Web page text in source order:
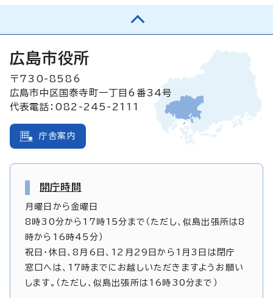
広島市役所
〒730-8586
広島市中区国泰寺町一丁目6番34号
代表電話：082-245-2111
庁舎案内
開庁時間
月曜日から金曜日
8時30分から17時15分まで（ただし、似島出張所は8
時から16時45分）
祝日・休日、8月6日、12月29日から1月3日は閉庁
窓口へは、17時までにお越しいただきますようお願い
します。（ただし、似島出張所は16時30分まで）